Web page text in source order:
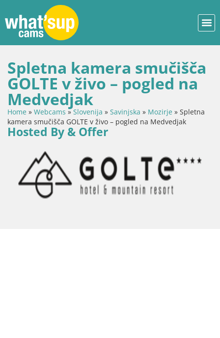
Spletna kamera smučišča
GOLTE v živo – pogled na
Medvedjak
Home » Webcams »Slovenija » Savinjska » Mozirje » Spletna
kamera smučišča GOLTE v živo – pogled na Medvedjak
Hosted By & Offer